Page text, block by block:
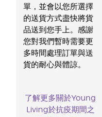
單，並會以您所選擇
的送貨方式盡快將貨
品送到您手上。感謝
您對我們暫時需要更
多時間處理訂單與送
貨的耐心與體諒。
了解更多關於Young
Living於抗疫期間之